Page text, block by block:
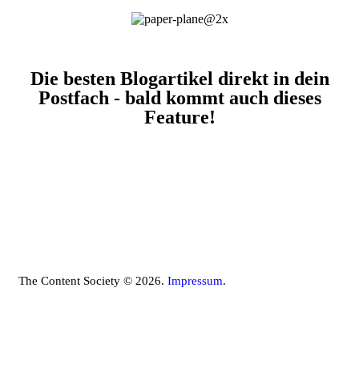
Die besten Blogartikel direkt in dein
Postfach - bald kommt auch dieses
Feature!
The Content Society © 2026. Impressum.